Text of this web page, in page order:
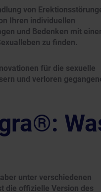
von
Ihren individuellen
und Bedenken mit
zu finden.
für die sexuelle
und verloren
unter verschiedenen
die offizielle Version des